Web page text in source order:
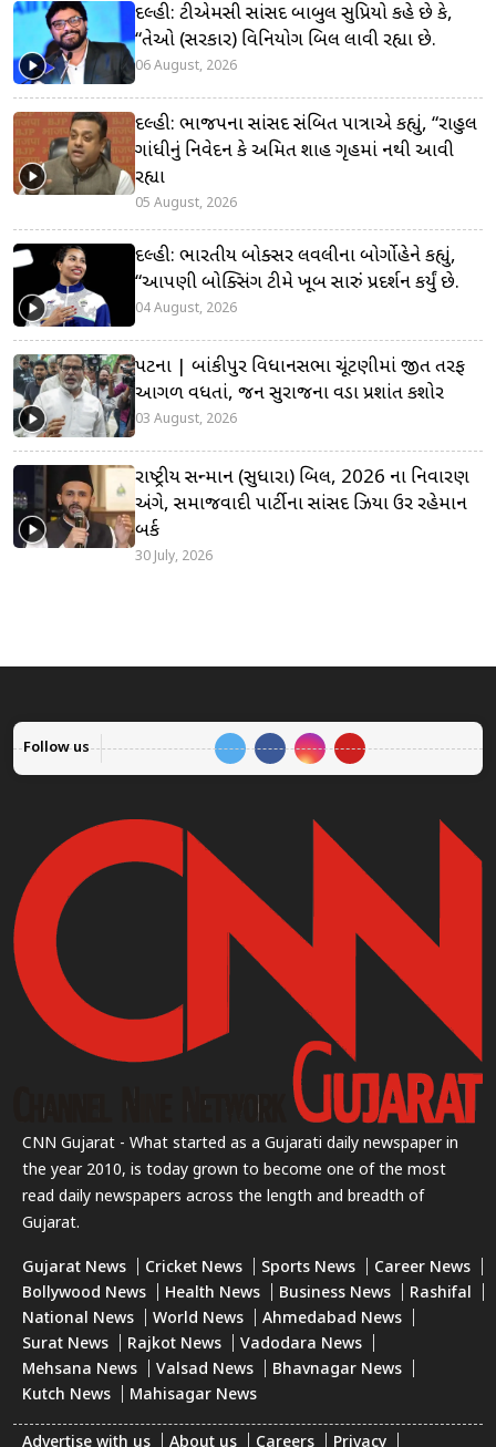
દિલ્હી: ટીએમસી સાંસદ બાબુલ સુપ્રિયો કહે છે કે,
“તેઓ (સરકાર) વિનિયોગ બિલ લાવી રહ્યા છે.
06 August, 2026
દિલ્હી: ભાજપના સાંસદ સંબિત પાત્રાએ કહ્યું, “રાહુલ
ગાંધીનું નિવેદન કે અમિત શાહ ગૃહમાં નથી આવી
રહ્યા
05 August, 2026
દિલ્હી: ભારતીય બોક્સર લવલીના બોર્ગોહેને કહ્યું,
“આપણી બોક્સિંગ ટીમે ખૂબ સારું પ્રદર્શન કર્યું છે.
04 August, 2026
પટના | બાંકીપુર વિધાનસભા ચૂંટણીમાં જીત તરફ
આગળ વધતાં, જન સુરાજના વડા પ્રશાંત કિશોર
03 August, 2026
રાષ્ટ્રીય સન્માન (સુધારા) બિલ, 2026 ના નિવારણ
અંગે, સમાજવાદી પાર્ટીના સાંસદ ઝિયા ઉર રહેમાન
બર્ક
30 July, 2026
Follow us
CNN Gujarat - What started as a Gujarati daily newspaper in
the year 2010, is today grown to become one of the most
read daily newspapers across the length and breadth of
Gujarat.
Gujarat News Cricket News Sports News
Career News
Bollywood News
Health News Business News
Rashifal
National News
World News
Ahmedabad News
Surat News
Rajkot News
Vadodara News
Mehsana News
Valsad News
Bhavnagar News
Kutch News
Mahisagar News
Advertise with us About us Careers Privacy